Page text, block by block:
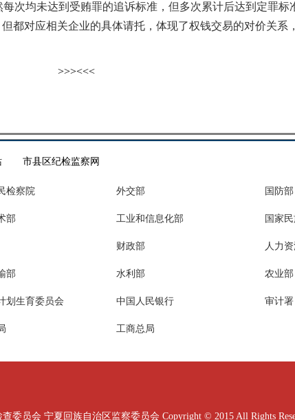
次均未达到受贿罪的追诉标准，但多次累计后达到定罪标
都对应相关企业的具体请托，体现了权钱交易的对价关
>>><<<
市县区纪检监察网
检察院 外交部 国防部
部 工业和信息化部 国家
财政部 人力
部 水利部 农业部
划生育委员会 中国人民银行 审计署
工商总局
委员会 宁夏回族自治区监察委员会 Copyright © 2015 All Rights